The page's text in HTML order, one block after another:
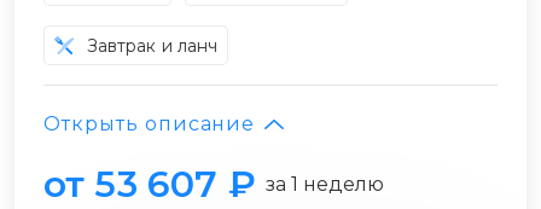
Завтрак и ланч
Открыть описание
от 53 607 ₽ за 1 неделю